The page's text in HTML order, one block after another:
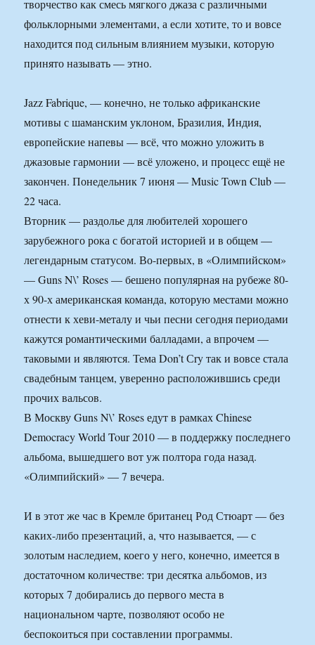
творчество как смесь мягкого джаза с различными
фольклорными элементами, а если хотите, то и вовсе
находится под сильным влиянием музыки, которую
принято называть — этно.
Jazz Fabrique, — конечно, не только африканские
мотивы с шаманским уклоном, Бразилия, Индия,
европейские напевы — всё, что можно уложить в
джазовые гармонии — всё уложено, и процесс ещё не
закончен. Понедельник 7 июня — Music Town Club —
22 часа.
Вторник — раздолье для любителей хорошего
зарубежного рока с богатой историей и в общем —
легендарным статусом. Во-первых, в «Олимпийском»
— Guns N\’ Roses — бешено популярная на рубеже 80-
х 90-х американская команда, которую местами можно
отнести к хеви-металу и чьи песни сегодня периодами
кажутся романтическими балладами, а впрочем —
таковыми и являются. Тема Don’t Сry так и вовсе стала
свадебным танцем, уверенно расположившись среди
прочих вальсов.
В Москву Guns N\’ Roses едут в рамках Chinese
Democracy World Tour 2010 — в поддержку последнего
альбома, вышедшего вот уж полтора года назад.
«Олимпийский» — 7 вечера.
И в этот же час в Кремле британец Род Стюарт — без
каких-либо презентаций, а, что называется, — с
золотым наследием, коего у него, конечно, имеется в
достаточном количестве: три десятка альбомов, из
которых 7 добирались до первого места в
национальном чарте, позволяют особо не
беспокоиться при составлении программы.